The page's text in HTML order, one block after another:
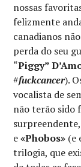
nossas
felizmente
canadianos
perda do seu
“Piggy”
#fuckcancer).
vocalista de
não terão sido
e«Phobos» (e
trilogia, que